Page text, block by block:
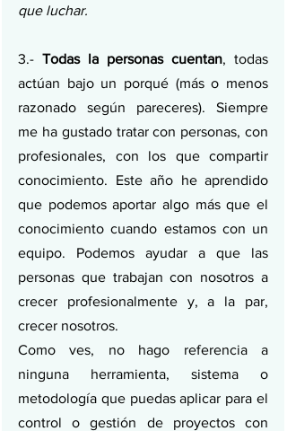
que luchar.
3.- Todas la personas cuentan, todas
actúan bajo un porqué (más o menos
razonado según pareceres). Siempre
me ha gustado tratar con personas, con
profesionales, con los que compartir
conocimiento. Este año he aprendido
que podemos aportar algo más que el
conocimiento cuando estamos con un
equipo. Podemos ayudar a que las
personas que trabajan con nosotros a
crecer profesionalmente y, a la par,
crecer nosotros.
Como ves, no hago referencia a
ninguna herramienta, sistema o
metodología que puedas aplicar para el
control o gestión de proyectos con